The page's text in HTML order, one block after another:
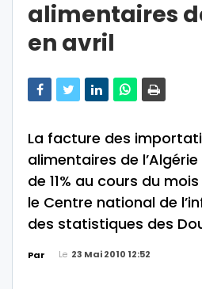
alimentaires
en avril
La facture des
alimentaires de
de 11% au cours du
le Centre national de
des statistiques des
Par Le 23 Mai 2010 12:52